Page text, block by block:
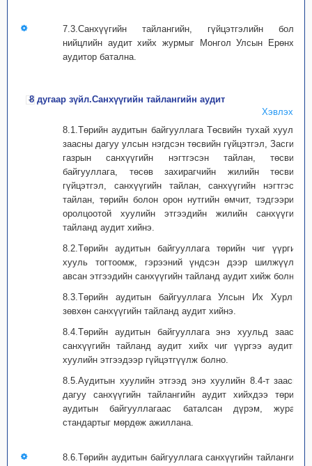
7.3.Санхүүгийн тайлангийн, гүйцэтгэлийн болон
нийцлийн аудит хийх журмыг Монгол Улсын Ерөнхий
аудитор батална.
8 дугаар зүйл.Санхүүгийн тайлангийн аудит
Хэвлэх
8.1.Төрийн аудитын байгууллага Төсвийн тухай хуульд
заасны дагуу улсын нэгдсэн төсвийн гүйцэтгэл, Засгийн
газрын санхүүгийн нэгтгэсэн тайлан, төсвийн
байгууллага, төсөв захирагчийн жилийн төсвийн
гүйцэтгэл, санхүүгийн тайлан, санхүүгийн нэгтгэсэн
тайлан, төрийн болон орон нутгийн өмчит, тэдгээрийн
оролцоотой хуулийн этгээдийн жилийн санхүүгийн
тайланд аудит хийнэ.
8.2.Төрийн аудитын байгууллага төрийн чиг үүргийг
хууль тогтоомж, гэрээний үндсэн дээр шилжүүлэн
авсан этгээдийн санхүүгийн тайланд аудит хийж болно.
8.3.Төрийн аудитын байгууллага Улсын Их Хурлын
зөвхөн санхүүгийн тайланд аудит хийнэ.
8.4.Төрийн аудитын байгууллага энэ хуульд заасан
санхүүгийн тайланд аудит хийх чиг үүргээ аудитын
хуулийн этгээдээр гүйцэтгүүлж болно.
8.5.Аудитын хуулийн этгээд энэ хуулийн 8.4-т заасны
дагуу санхүүгийн тайлангийн аудит хийхдээ төрийн
аудитын байгууллагаас баталсан дүрэм, журам,
стандартыг мөрдөж ажиллана.
8.6.Төрийн аудитын байгууллага санхүүгийн тайлангийн